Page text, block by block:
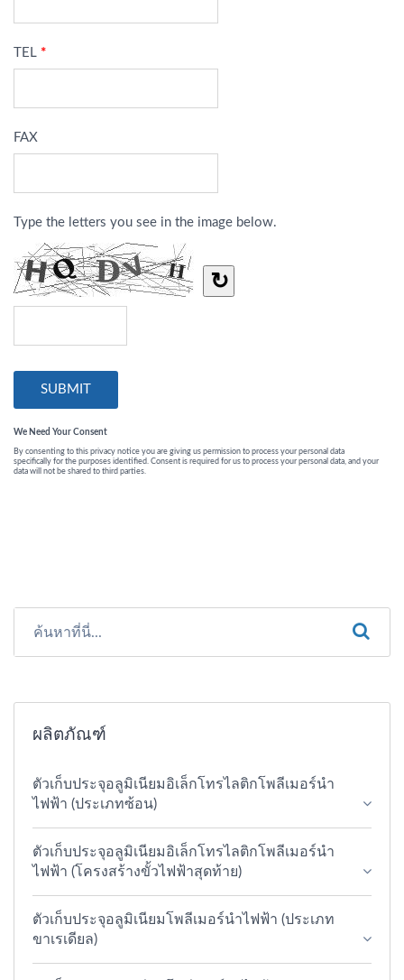
ผลิตภัณฑ์
ตัวเก็บประจุอลูมิเนียมอิเล็กโทรไลติกโพลีเมอร์นำ
ไฟฟ้า (ประเภทซ้อน)
ตัวเก็บประจุอลูมิเนียมอิเล็กโทรไลติกโพลีเมอร์นำ
ไฟฟ้า (โครงสร้างขั้วไฟฟ้าสุดท้าย)
ตัวเก็บประจุอลูมิเนียมโพลีเมอร์นำไฟฟ้า (ประเภท
ขาเรเดียล)